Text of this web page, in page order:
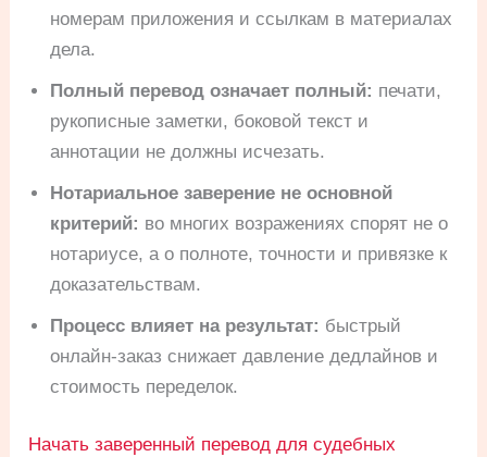
номерам приложения и ссылкам в материалах
дела.
Полный перевод означает полный: печати,
рукописные заметки, боковой текст и
аннотации не должны исчезать.
Нотариальное заверение не основной
критерий: во многих возражениях спорят не о
нотариусе, а о полноте, точности и привязке к
доказательствам.
Процесс влияет на результат: быстрый
онлайн-заказ снижает давление дедлайнов и
стоимость переделок.
Начать заверенный перевод для судебных